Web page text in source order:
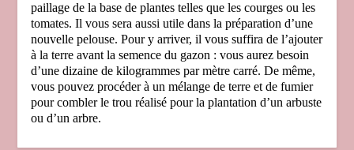
paillage de la base de plantes telles que les courges ou les
tomates. Il vous sera aussi utile dans la préparation d’une
nouvelle pelouse. Pour y arriver, il vous suffira de l’ajouter
à la terre avant la semence du gazon : vous aurez besoin
d’une dizaine de kilogrammes par mètre carré. De même,
vous pouvez procéder à un mélange de terre et de fumier
pour combler le trou réalisé pour la plantation d’un arbuste
ou d’un arbre.